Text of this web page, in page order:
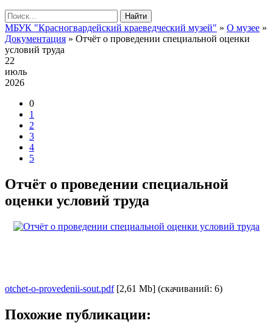
Найти
МБУК "Красногвардейский краеведческий музей" » О музее »
Документация » Отчёт о проведении специальной оценки
условий труда
22
июль
2026
0
1
2
3
4
5
Отчёт о проведении специальной
оценки условий труда
otchet-o-provedenii-sout.pdf [2,61 Mb] (cкачиваний: 6)
Похожие публикации: